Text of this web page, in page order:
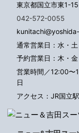
東京都国立市東1-
042-572-0055
通常営業日：水・
予約営業日：木・金
営業時間／12:00
日
アクセス：JR国立